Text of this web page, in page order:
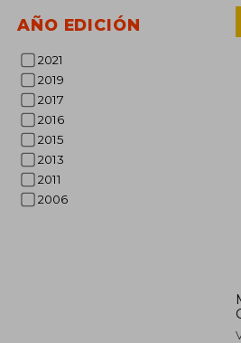
AÑO EDICIÓN
2021
2019
2017
2016
2015
2013
2011
2006